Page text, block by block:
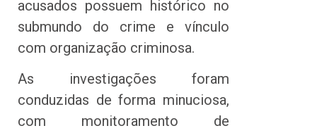
acusados possuem histórico no
submundo do crime e vínculo
com organização criminosa.
As investigações foram
conduzidas de forma minuciosa,
com monitoramento de